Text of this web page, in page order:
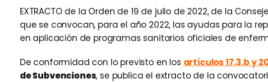
EXTRACTO de la Orden de 19 de julio de 2022, de la
que se convocan, para el año 2022, las ayudas para la
en aplicación de programas sanitarios oficiales de
De conformidad con lo previsto en los artículos 17.3.b y
de Subvenciones, se publica el extracto de la